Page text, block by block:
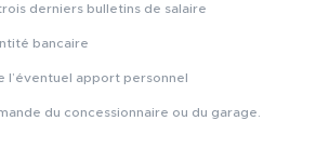
derniers bulletins de salaire
bancaire
l’éventuel apport personnel
du concessionnaire ou du garage.